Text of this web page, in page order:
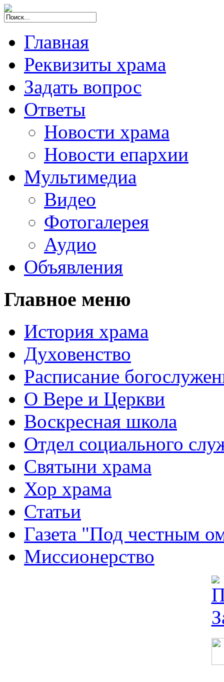
Главная
Реквизиты храма
Задать вопрос
Ответы
Новости храма
Новости епархии
Мультимедиа
Видео
Фотогалерея
Аудио
Объявления
Главное меню
История храма
Духовенство
Расписание
О Вере и Церкви
Воскресная школа
Отдел социального
Святыни храма
Хор храма
Статьи
Газета "Под честным
Миссионерство